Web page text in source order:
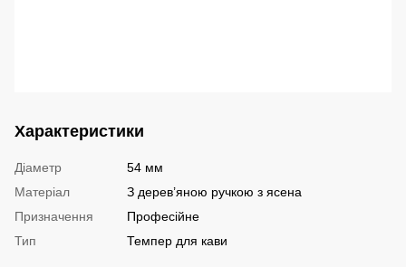
Характеристики
Діаметр
54 мм
Матеріал
З дерев’яною ручкою з ясена
Призначення
Професійне
Тип
Темпер для кави